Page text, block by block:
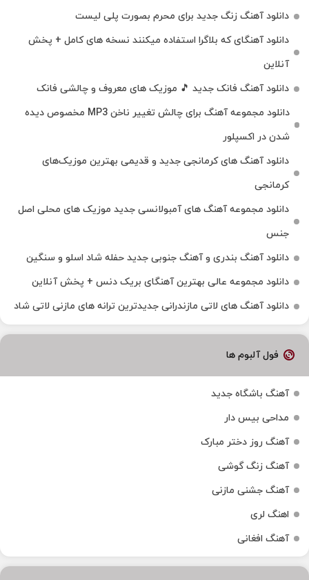
دانلود آهنگ زنگ جدید برای محرم بصورت پلی لیست
دانلود آهنگای که بلاگرا استفاده میکنند نسخه های کامل + پخش
آنلاین
دانلود آهنگ فانک جدید 🎵 موزیک‌ های معروف و چالشی فانک
دانلود مجموعه آهنگ برای چالش تغییر ناخن MP3 مخصوص دیده
شدن در اکسپلور
دانلود آهنگ‌ های کرمانجی جدید و قدیمی بهترین موزیک‌های
کرمانجی
دانلود مجموعه آهنگ های آمبولانسی جدید موزیک های محلی اصل
جنس
دانلود آهنگ بندری و آهنگ جنوبی جدید حفله شاد اسلو و سنگین
دانلود مجموعه عالی بهترین آهنگای بریک دنس + پخش آنلاین
دانلود آهنگ‌ های لاتی مازندرانی جدیدترین ترانه های مازنی لاتی شاد
فول آلبوم ها
آهنگ باشگاه جدید
مداحی بیس دار
آهنگ روز دختر مبارک
آهنگ زنگ گوشی
آهنگ جشنی مازنی
اهنگ لری
آهنگ افغانی